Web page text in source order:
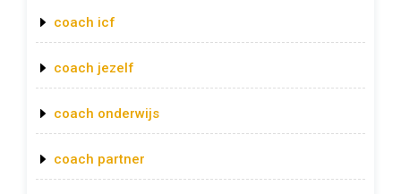
coach icf
coach jezelf
coach onderwijs
coach partner